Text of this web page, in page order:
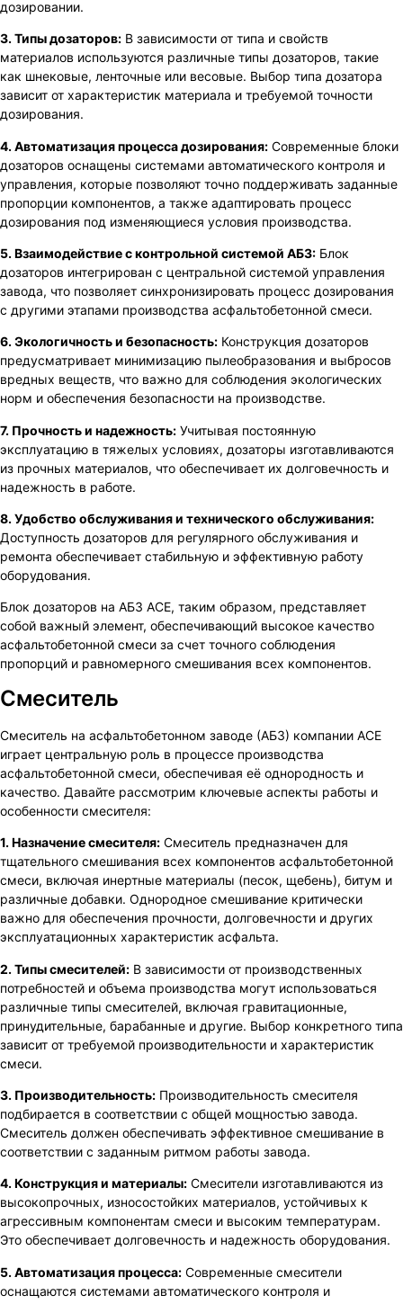
дозировании.
3. Типы дозаторов: В зависимости от типа и свойств
материалов используются различные типы дозаторов, такие
как шнековые, ленточные или весовые. Выбор типа дозатора
зависит от характеристик материала и требуемой точности
дозирования.
4. Автоматизация процесса дозирования: Современные блоки
дозаторов оснащены системами автоматического контроля и
управления, которые позволяют точно поддерживать заданные
пропорции компонентов, а также адаптировать процесс
дозирования под изменяющиеся условия производства.
5. Взаимодействие с контрольной системой АБЗ: Блок
дозаторов интегрирован с центральной системой управления
завода, что позволяет синхронизировать процесс дозирования
с другими этапами производства асфальтобетонной смеси.
6. Экологичность и безопасность: Конструкция дозаторов
предусматривает минимизацию пылеобразования и выбросов
вредных веществ, что важно для соблюдения экологических
норм и обеспечения безопасности на производстве.
7. Прочность и надежность: Учитывая постоянную
эксплуатацию в тяжелых условиях, дозаторы изготавливаются
из прочных материалов, что обеспечивает их долговечность и
надежность в работе.
8. Удобство обслуживания и технического обслуживания:
Доступность дозаторов для регулярного обслуживания и
ремонта обеспечивает стабильную и эффективную работу
оборудования.
Блок дозаторов на АБЗ ACE, таким образом, представляет
собой важный элемент, обеспечивающий высокое качество
асфальтобетонной смеси за счет точного соблюдения
пропорций и равномерного смешивания всех компонентов.
Смеситель
Смеситель на асфальтобетонном заводе (АБЗ) компании ACE
играет центральную роль в процессе производства
асфальтобетонной смеси, обеспечивая её однородность и
качество. Давайте рассмотрим ключевые аспекты работы и
особенности смесителя:
1. Назначение смесителя: Смеситель предназначен для
тщательного смешивания всех компонентов асфальтобетонной
смеси, включая инертные материалы (песок, щебень), битум и
различные добавки. Однородное смешивание критически
важно для обеспечения прочности, долговечности и других
эксплуатационных характеристик асфальта.
2. Типы смесителей: В зависимости от производственных
потребностей и объема производства могут использоваться
различные типы смесителей, включая гравитационные,
принудительные, барабанные и другие. Выбор конкретного типа
зависит от требуемой производительности и характеристик
смеси.
3. Производительность: Производительность смесителя
подбирается в соответствии с общей мощностью завода.
Смеситель должен обеспечивать эффективное смешивание в
соответствии с заданным ритмом работы завода.
4. Конструкция и материалы: Смесители изготавливаются из
высокопрочных, износостойких материалов, устойчивых к
агрессивным компонентам смеси и высоким температурам.
Это обеспечивает долговечность и надежность оборудования.
5. Автоматизация процесса: Современные смесители
оснащаются системами автоматического контроля и